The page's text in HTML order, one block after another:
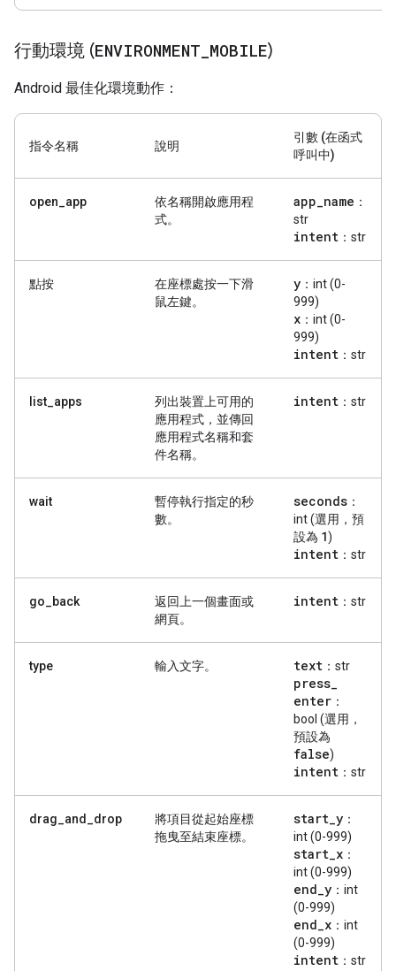
行動環境 (ENVIRONMENT MOBILE)
Android 最佳化環境動作：
指令名稱 說明
引數 (在函式
呼叫中)
open_app
依名稱開啟應用程
式。
app_name ：
str
intent ：str
點按
在座標處按一下滑
鼠左鍵。
y ：int (0-
999)
x ：int (0-
999)
intent ：str
list_apps
列出裝置上可用的
應用程式，並傳回
應用程式名稱和套
件名稱。
intent ：str
wait
暫停執行指定的秒
數。
seconds ：
int (選用，預
設為 1)
intent ：str
go_back
返回上一個畫面或
網頁。
intent ：str
type 輸入文字。 text ：str
press_
enter ：
bool (選用，
預設為
false)
intent ：str
drag_and_drop
將項目從起始座標
拖曳至結束座標。
start_y ：
int (0-999)
start_x ：
int (0-999)
end_y ：int
(0-999)
end_x ：int
(0-999)
intent ：str